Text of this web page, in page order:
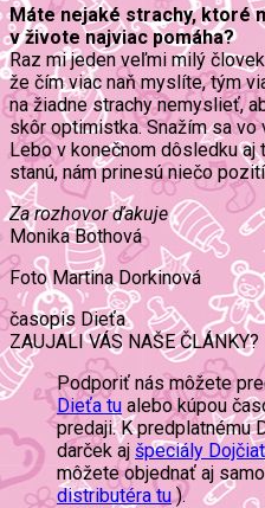
Máte nejaké strachy, ktoré
v živote najviac pomáha?
Raz mi jeden veľmi milý
že čím viac naň myslíte, tým
na žiadne strachy nemyslieť,
skôr optimistka. Snažím sa
Lebo v konečnom dôsledku aj
stanú, nám prinesú niečo
Za rozhovor ďakuje
Monika Bothová
Foto Martina Dorkinová
časopis Dieťa
ZAUJALI VÁS NAŠE ČLÁNKY?
Podporiť nás môžete
Dieťa tu alebo kúpou
predaji. K predplatnému
darček aj špeciály
môžete objednať aj
distributéra tu).